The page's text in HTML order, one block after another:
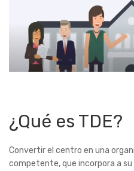
¿Qué es TDE?
Convertir el centro en una
competente, que incorpora a